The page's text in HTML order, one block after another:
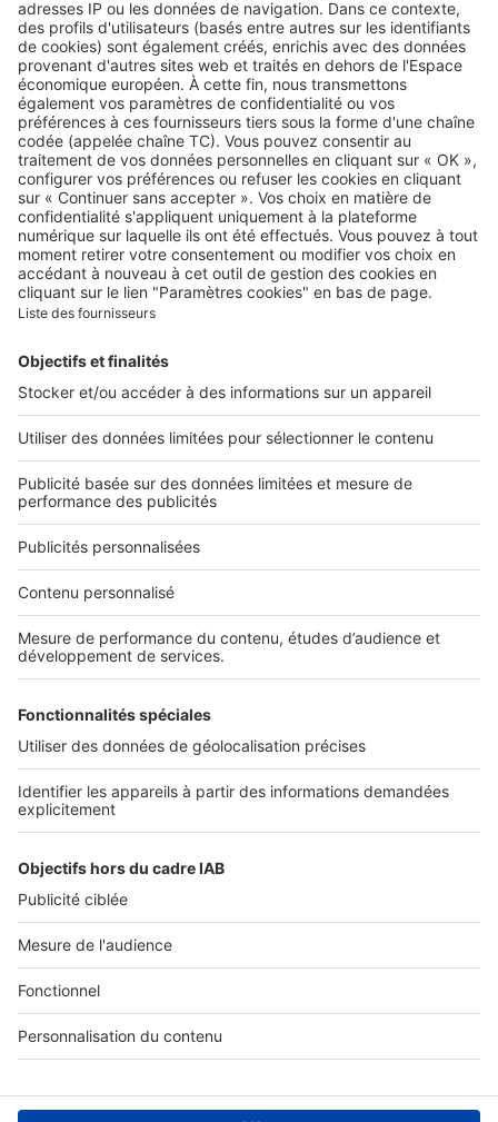
Retrouvez-nous sur …
A propos
Qui sommes-nous ?
Contacter le service client
Nous rejoindre
Presse
Nos applications
Découvrez nos applications
Services pro
Accès client
Informations légales
Politique Générale de Protection des Données
Charte éditeur
Paramétrer mes cookies
Digital Classifieds France SAS © 2024 - all rights